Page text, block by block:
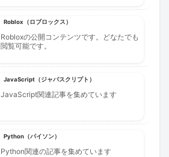
Roblox（ロブロックス）
Robloxの公開コンテンツです。どなたでも
閲覧可能です。
JavaScript（ジャバスクリプト）
JavaScript関連記事を集めています
Python（パイソン）
Python関連の記事を集めています